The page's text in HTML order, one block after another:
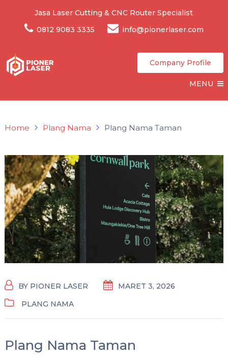
Jasa Laser Cutting & CNC Router Specialist
0812 9083 3335
info@pionerlaser.com
Company Profile
MENU
Home Plang Nama Plang Nama Taman
BY PIONER LASER
MARET 3, 2026
PLANG NAMA
Plang Nama Taman